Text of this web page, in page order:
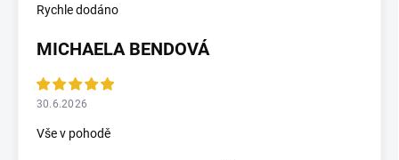
Rychle dodáno
MICHAELA BENDOVÁ
30.6.2026
Vše v pohodě